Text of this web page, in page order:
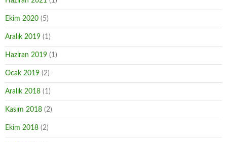
Ekim 2020 (5)
Aralık 2019 (1)
Haziran 2019 (1)
Ocak 2019 (2)
Aralık 2018 (1)
Kasım 2018 (2)
Ekim 2018 (2)